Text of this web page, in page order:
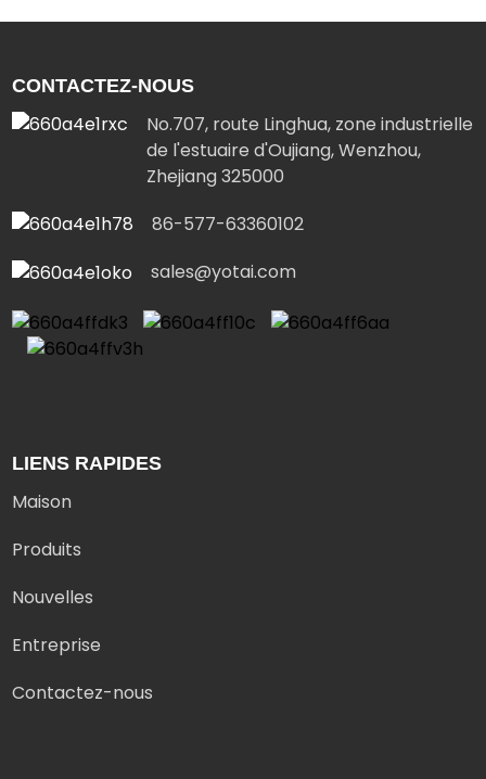
CONTACTEZ-NOUS
No.707, route Linghua, zone industrielle
de l'estuaire d'Oujiang, Wenzhou,
Zhejiang 325000
86-577-63360102
sales@yotai.com
LIENS RAPIDES
Maison
Produits
Nouvelles
Entreprise
Contactez-nous